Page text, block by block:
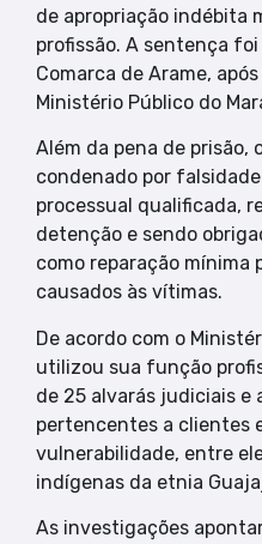
de apropriação indébita
profissão. A sentença
Comarca de Arame,
Ministério Público do
Além da pena de prisão,
condenado por
processual qualificada,
detenção e sendo
como reparação mínima
causados às vítimas.
De acordo com o
utilizou sua função
de 25 alvarás judiciais e
pertencentes a clientes
vulnerabilidade, entre
indígenas da etnia
As investigações